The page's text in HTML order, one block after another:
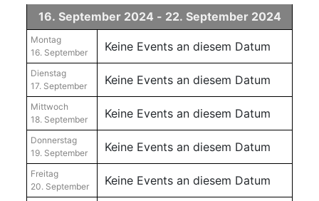
16. September 2024 - 22. September 2024
Montag
16. September
Keine Events an diesem Datum
Dienstag
17. September
Keine Events an diesem Datum
Mittwoch
18. September
Keine Events an diesem Datum
Donnerstag
19. September
Keine Events an diesem Datum
Freitag
20. September
Keine Events an diesem Datum